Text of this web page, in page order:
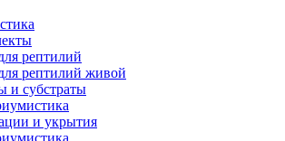
рептилий
рептилий живой
и субстраты
и укрытия